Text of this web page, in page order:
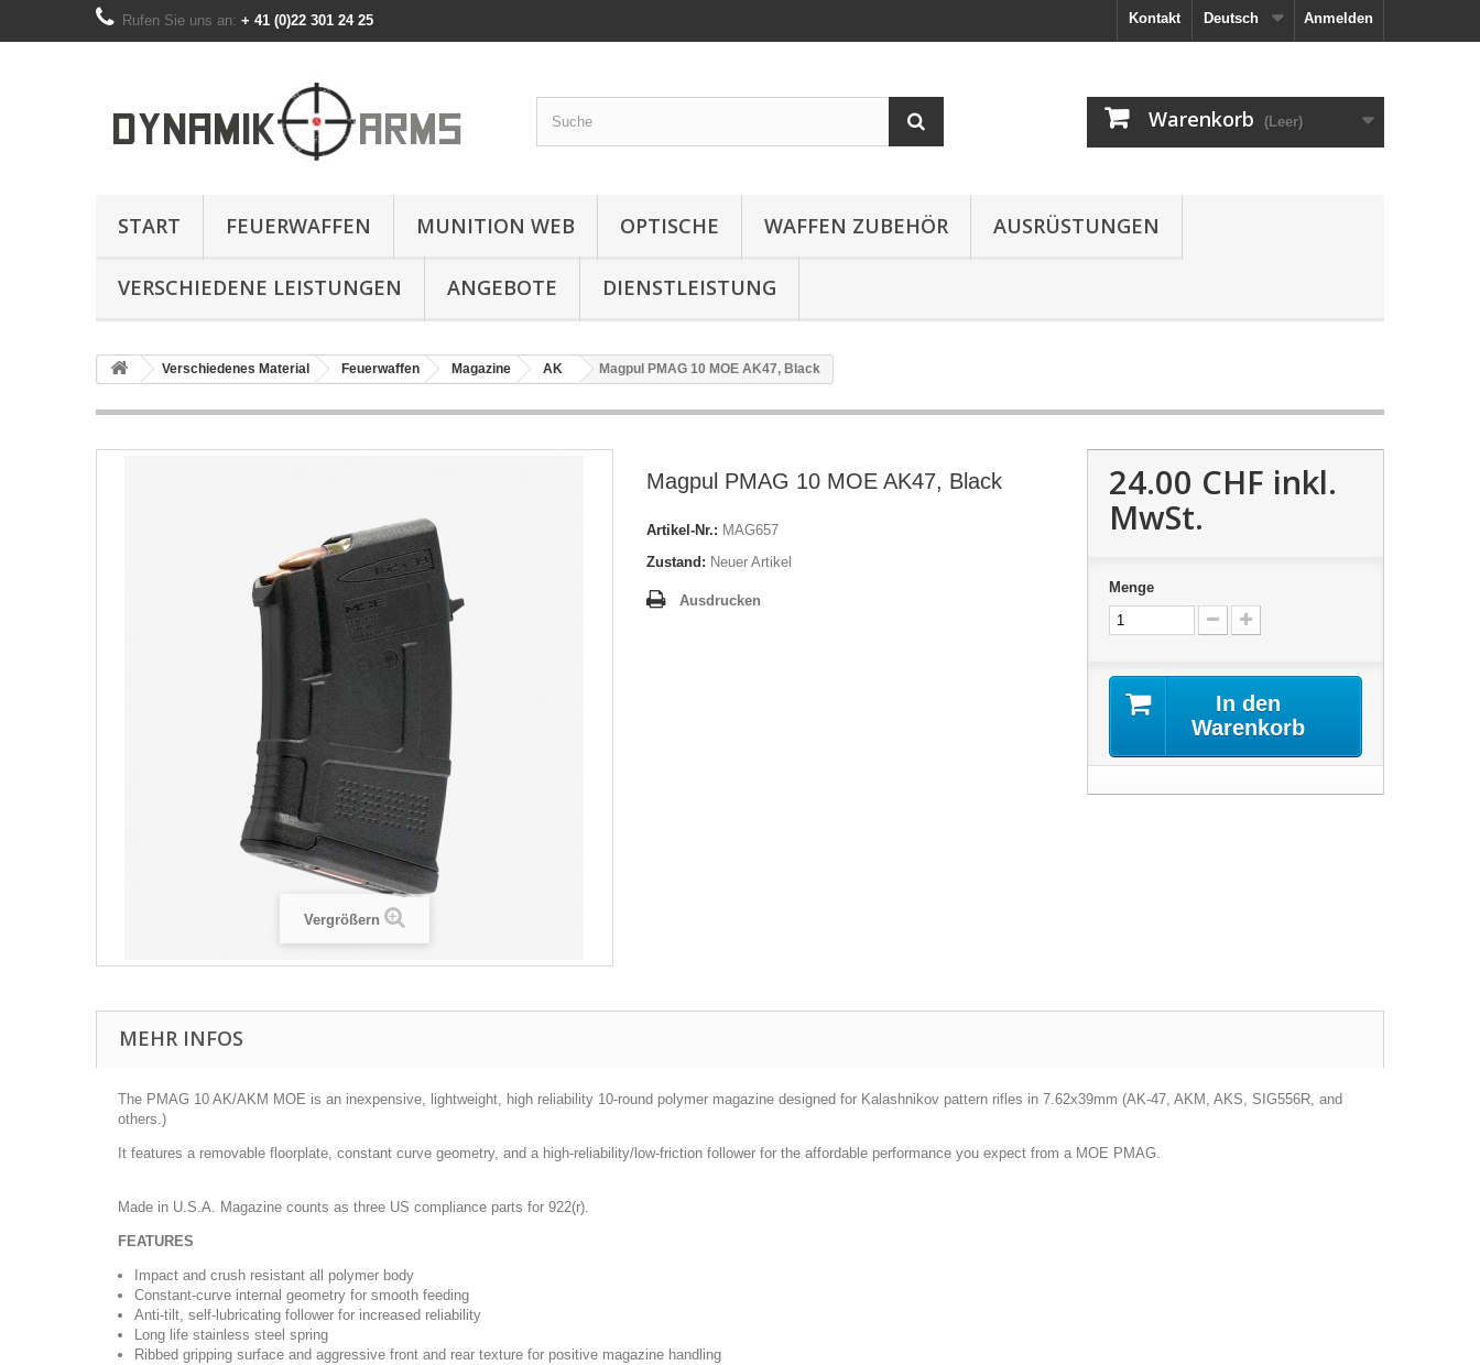
Anmelden
Deutsch
Kontakt
Rufen Sie uns an: + 41 (0)22 301 24 25
Warenkorb (Leer)
START FEUERWAFFEN MUNITION WEB OPTISCHE WAFFEN ZUBEHÖR AUSRÜSTUNGEN
VERSCHIEDENE LEISTUNGEN ANGEBOTE DIENSTLEISTUNG
Verschiedenes Material Feuerwaffen Magazine AK Magpul PMAG 10 MOE AK47, Black
Vergrößern
Magpul PMAG 10 MOE AK47, Black
Artikel-Nr.: MAG657
Zustand: Neuer Artikel
Ausdrucken
24.00 CHF inkl.
MwSt.
Menge
In den
Warenkorb
MEHR INFOS
The PMAG 10 AK/AKM MOE is an inexpensive, lightweight, high reliability 10-round polymer magazine designed for Kalashnikov pattern rifles in 7.62x39mm (AK-47, AKM, AKS, SIG556R, and
others.)
It features a removable floorplate, constant curve geometry, and a high-reliability/low-friction follower for the affordable performance you expect from a MOE PMAG.
Made in U.S.A. Magazine counts as three US compliance parts for 922(r).
FEATURES
Impact and crush resistant all polymer body
Constant-curve internal geometry for smooth feeding
Anti-tilt, self-lubricating follower for increased reliability
Long life stainless steel spring
Ribbed gripping surface and aggressive front and rear texture for positive magazine handling